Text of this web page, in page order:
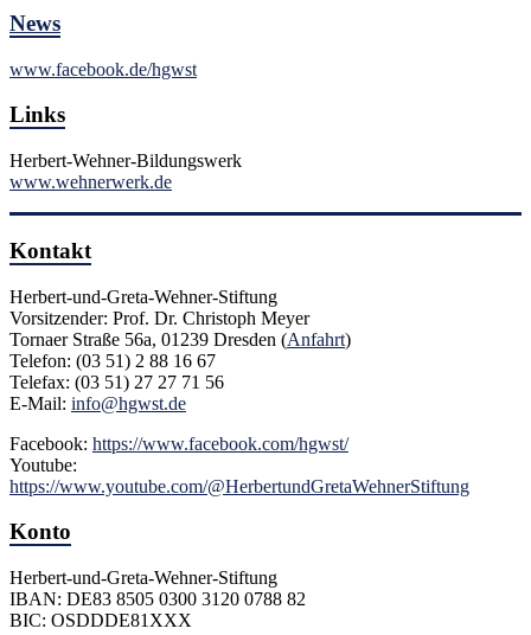
News
www.facebook.de/hgwst
Links
Herbert-Wehner-Bildungswerk
www.wehnerwerk.de
Kontakt
Herbert-und-Greta-Wehner-Stiftung
Vorsitzender: Prof. Dr. Christoph Meyer
Tornaer Straße 56a, 01239 Dresden (Anfahrt)
Telefon: (03 51) 2 88 16 67
Telefax: (03 51) 27 27 71 56
E-Mail: info@hgwst.de
Facebook: https://www.facebook.com/hgwst/
Youtube:
https://www.youtube.com/@HerbertundGretaWehnerStiftung
Konto
Herbert-und-Greta-Wehner-Stiftung
IBAN: DE83 8505 0300 3120 0788 82
BIC: OSDDDE81XXX